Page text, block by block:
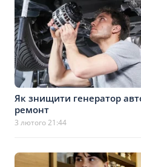
Як знищити генератор
ремонт
3 лютого 21:44